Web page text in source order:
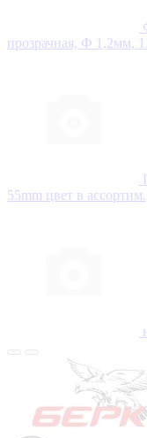
прозрачная, Ф 1,2мм,
55mm цвет в ассортим.